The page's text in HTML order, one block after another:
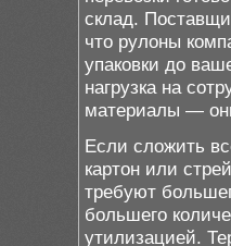
склад.
что рулоны
упаковки до
нагрузка на
материалы —
Если сложить
картон или
требуют
большего
утилизацией.